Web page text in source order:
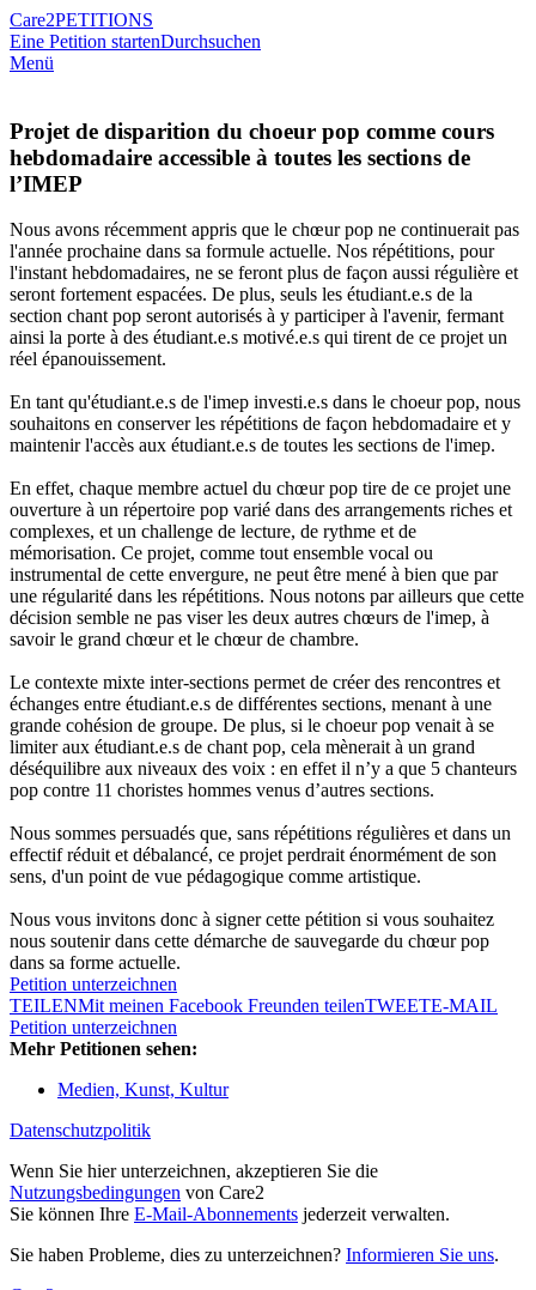
Care2PETITIONS
Eine Petition startenDurchsuchen
Menü
Projet de disparition du choeur pop comme cours
hebdomadaire accessible à toutes les sections de
l’IMEP
Nous avons récemment appris que le chœur pop ne continuerait pas
l'année prochaine dans sa formule actuelle. Nos répétitions, pour
l'instant hebdomadaires, ne se feront plus de façon aussi régulière et
seront fortement espacées. De plus, seuls les étudiant.e.s de la
section chant pop seront autorisés à y participer à l'avenir, fermant
ainsi la porte à des étudiant.e.s motivé.e.s qui tirent de ce projet un
réel épanouissement.
En tant qu'étudiant.e.s de l'imep investi.e.s dans le choeur pop, nous
souhaitons en conserver les répétitions de façon hebdomadaire et y
maintenir l'accès aux étudiant.e.s de toutes les sections de l'imep.
En effet, chaque membre actuel du chœur pop tire de ce projet une
ouverture à un répertoire pop varié dans des arrangements riches et
complexes, et un challenge de lecture, de rythme et de
mémorisation. Ce projet, comme tout ensemble vocal ou
instrumental de cette envergure, ne peut être mené à bien que par
une régularité dans les répétitions. Nous notons par ailleurs que cette
décision semble ne pas viser les deux autres chœurs de l'imep, à
savoir le grand chœur et le chœur de chambre.
Le contexte mixte inter-sections permet de créer des rencontres et
échanges entre étudiant.e.s de différentes sections, menant à une
grande cohésion de groupe. De plus, si le choeur pop venait à se
limiter aux étudiant.e.s de chant pop, cela mènerait à un grand
déséquilibre aux niveaux des voix : en effet il n’y a que 5 chanteurs
pop contre 11 choristes hommes venus d’autres sections.
Nous sommes persuadés que, sans répétitions régulières et dans un
effectif réduit et débalancé, ce projet perdrait énormément de son
sens, d'un point de vue pédagogique comme artistique.
Nous vous invitons donc à signer cette pétition si vous souhaitez
nous soutenir dans cette démarche de sauvegarde du chœur pop
dans sa forme actuelle.
Petition unterzeichnen
TEILENMit meinen Facebook Freunden teilenTWEETE-MAIL
Petition unterzeichnen
Mehr Petitionen sehen:
Medien, Kunst, Kultur
Datenschutzpolitik
Wenn Sie hier unterzeichnen, akzeptieren Sie die
Nutzungsbedingungen von Care2
Sie können Ihre E-Mail-Abonnements jederzeit verwalten.
Sie haben Probleme, dies zu unterzeichnen? Informieren Sie uns.